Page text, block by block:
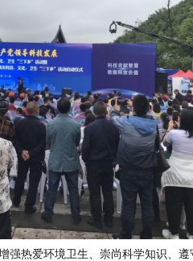
强热爱环境卫生、崇尚科学知识、